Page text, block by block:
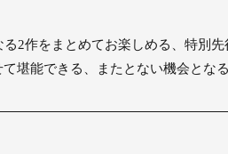
る2作をまとめてお楽しめる、特別
堪能できる、またとない機会とな